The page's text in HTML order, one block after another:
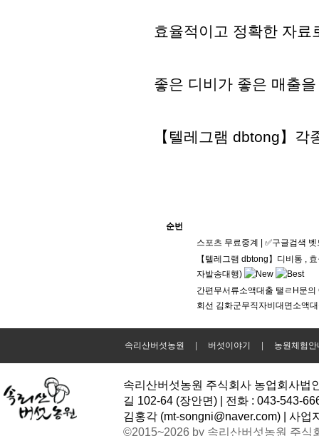
효율적이고 정확한 자
좋은 디비가 좋은 매출
【텔레그램 dbtong】
순번
스포츠 무료중계 | ✅구글검색
【텔레그램 dbtong】디비통 ,
자발송대행)
간편무서류소액대출 탤ㄹH문
회선 김화군무직자비대면소액
속리산버섯농원 버섯이야기 농원체험안
속리산버섯농원 주식회사 농업회사법
길 102-64 (장안면) | 전화 : 043-543-
김홍각 (mt-songni@naver.com) | 사업
©2015~2026 by 속리산버섯농원 주식